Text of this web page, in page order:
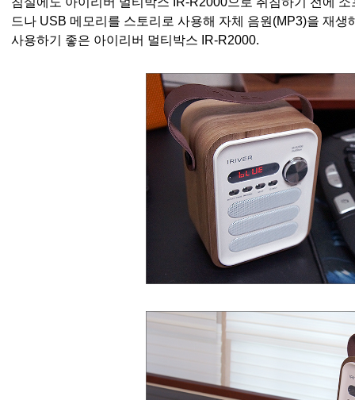
드나 USB 메모리를 스토리로 사용해 자체 음원(MP3)을 재
사용하기 좋은 아이리버 멀티박스 IR-R2000.